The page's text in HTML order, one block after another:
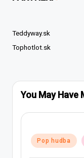
Teddyway.sk
Tophotlot.sk
You May Have
Posted
in
Pop hudba